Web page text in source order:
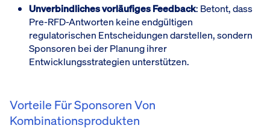
Unverbindliches vorläufiges Feedback: Betont, dass
Pre-RFD-Antworten keine endgültigen
regulatorischen Entscheidungen darstellen, sondern
Sponsoren bei der Planung ihrer
Entwicklungsstrategien unterstützen.
Vorteile Für Sponsoren Von
Kombinationsprodukten